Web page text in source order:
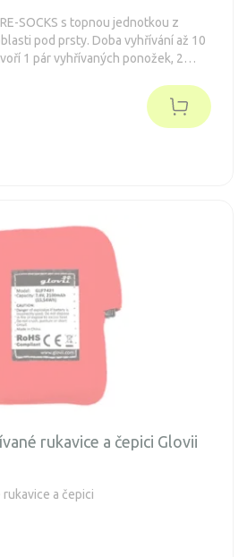
SOCKS s topnou jednotkou z
pod prsty. Doba vyhřívání až 10
1 pár vyhřívaných ponožek, 2
rukavice a čepici Glovii
a čepici